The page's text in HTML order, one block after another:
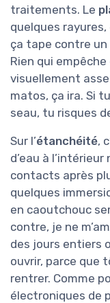
traitements. Le
quelques
ça tape contre un
Rien qui
visuellement
matos, ça ira. Si
seau, tu risques
Sur l’étanchéité,
d’eau à
contacts après
quelques
en caoutchouc
contre, je ne
des jours entiers
ouvrir, parce que
rentrer. Comme
électroniques de